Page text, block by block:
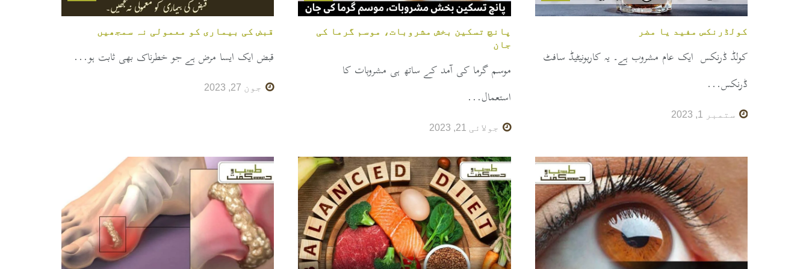
کولڈرنکس مفید یا مضر
کولڈ ڈرنکس ایک عام مشروب ہے۔ یہ کاربونیٹیڈ سافٹ
ڈرنکس...
ستمبر 1, 2023
پانچ تسکین بخش مشروبات، موسم گرما کی
جان
موسم گرما کی آمد کے ساتھ ہی مشروبات کا
استعمال...
جولائی 21, 2023
قبض کی بیماری کو معمولی نہ سمجھیں
قبض ایک ایسا مرض ہے جو خطرناک بھی ثابت ہو...
جون 27, 2023